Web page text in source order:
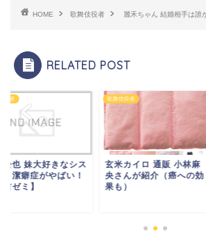
HOME 歌舞伎役者 麗禾ちゃん 結婚相手は誰
RELATED POST
役者
松也 妹大好きなシス
と潔癖症がやばい！
ゼミ】
歌舞伎役者
玄米カイロ 通販 小林麻
央さんが紹介（癌への効
果も）